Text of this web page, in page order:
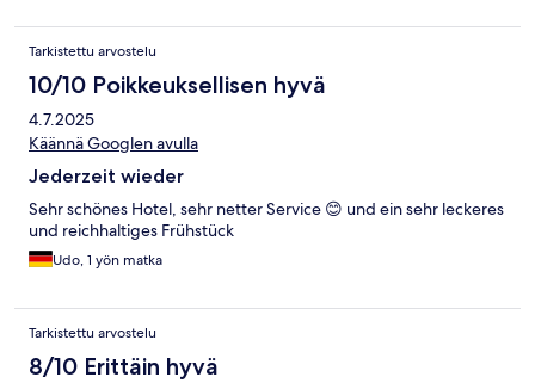
Tarkistettu arvostelu
10/10 Poikkeuksellisen hyvä
4.7.2025
Käännä Googlen avulla
Jederzeit wieder
Sehr schönes Hotel, sehr netter Service 😊 und ein sehr leckeres
und reichhaltiges Frühstück
Udo, 1 yön matka
Tarkistettu arvostelu
8/10 Erittäin hyvä